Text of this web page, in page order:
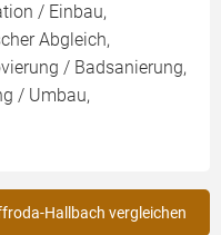
/ Einbau,
Abgleich,
/ Badsanierung,
/ Umbau,
Hallbach vergleichen